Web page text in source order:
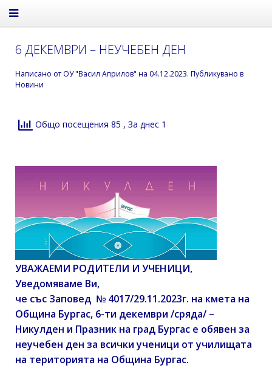
6 ДЕКЕМВРИ – НЕУЧЕБЕН ДЕН
Написано от ОУ "Васил Априлов" на 04.12.2023. Публикувано в
Новини
Общо посещения 85 , За днес 1
УВАЖАЕМИ РОДИТЕЛИ И УЧЕНИЦИ,
Уведомяваме Ви,
че със Заповед № 4017/29.11.2023г. на кмета на
Община Бургас, 6-ти декември /сряда/ –
Никулден и Празник на град Бургас е обявен за
неучебен ден за всички ученици от училищата
на територията на Община Бургас.